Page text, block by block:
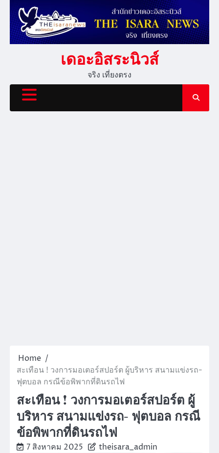
content
เดอะอิสระนิวส์
จริง เที่ยงตรง
Home
สะเทือน ! วงการมอเตอร์สปอร์ต ผู้บริหาร สนามแข่งรถ-
ฟุตบอล กรณีข้อพิพากที่ดินรถไฟ
สะเทือน ! วงการมอเตอร์สปอร์ต ผู้
บริหาร สนามแข่งรถ- ฟุตบอล กรณี
ข้อพิพากที่ดินรถไฟ
7 สิงหาคม 2025 theisara_admin